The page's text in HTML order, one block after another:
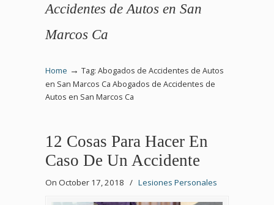
Accidentes de Autos en San
Marcos Ca
Home → Tag: Abogados de Accidentes de Autos
en San Marcos Ca Abogados de Accidentes de
Autos en San Marcos Ca
12 Cosas Para Hacer En
Caso De Un Accidente
On October 17, 2018 / Lesiones Personales